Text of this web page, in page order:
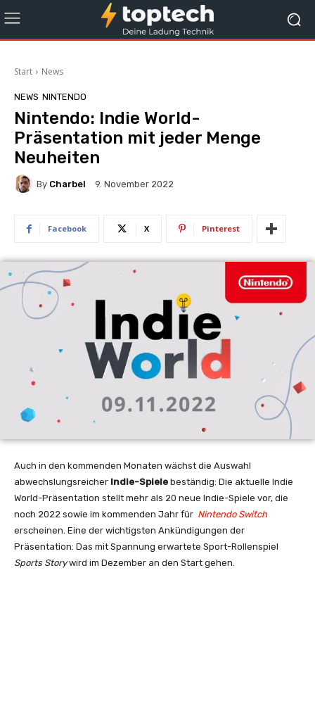
Start News
NEWS NINTENDO
Nintendo: Indie World-
Präsentation mit jeder Menge
Neuheiten
By Charbel 9. November 2022
Facebook X Pinterest
Auch in den kommenden Monaten wächst die Auswahl
abwechslungsreicher Indie-Spiele beständig: Die aktuelle Indie
World-Präsentation stellt mehr als 20 neue Indie-Spiele vor, die
noch 2022 sowie im kommenden Jahr für Nintendo Switch
erscheinen. Eine der wichtigsten Ankündigungen der
Präsentation: Das mit Spannung erwartete Sport-Rollenspiel
Sports Storywird im Dezember an den Start gehen.